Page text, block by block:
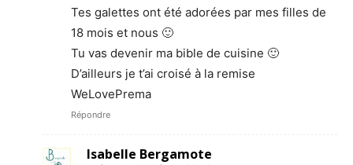
Tes galettes ont été adorées par mes filles de
18 mois et nous 🙂
Tu vas devenir ma bible de cuisine 🙂
D’ailleurs je t’ai croisé à la remise
WeLovePrema
Répondre
Isabelle Bergamote